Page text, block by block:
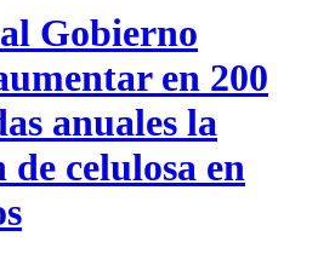
Gobierno
en 200
anuales la
celulosa en